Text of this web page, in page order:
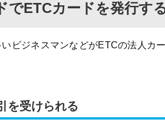
でETCカードを発行す
ビジネスマンなどがETCの法人カ
を受けられる